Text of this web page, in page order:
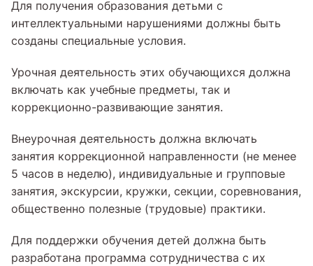
Для получения образования детьми с
интеллектуальными нарушениями должны быть
созданы специальные условия.
Урочная деятельность этих обучающихся должна
включать как учебные предметы, так и
коррекционно-развивающие занятия.
Внеурочная деятельность должна включать
занятия коррекционной направленности (не менее
5 часов в неделю), индивидуальные и групповые
занятия, экскурсии, кружки, секции, соревнования,
общественно полезные (трудовые) практики.
Для поддержки обучения детей должна быть
разработана программа сотрудничества с их